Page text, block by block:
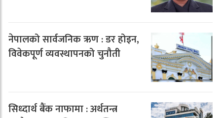
नेपालको सार्वजनिक ऋण : डर होइन,
विवेकपूर्ण व्यवस्थापनको चुनौती
सिध्दार्थ बैंक नाफामा : अर्थतन्त्र